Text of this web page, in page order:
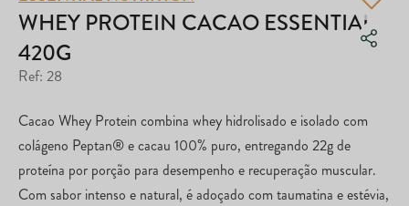
WHEY PROTEIN CACAO ESSENTIAL
420G
Ref: 28
Cacao Whey Protein combina whey hidrolisado e isolado com
colágeno Peptan® e cacau 100% puro, entregando 22g de
proteína por porção para desempenho e recuperação muscular.
Com sabor intenso e natural, é adoçado com taumatina e estévia,
1º Whey
2º Creatina
4 Garrafa
5º Magnésio
6º Dux
9
10º Super Coffee